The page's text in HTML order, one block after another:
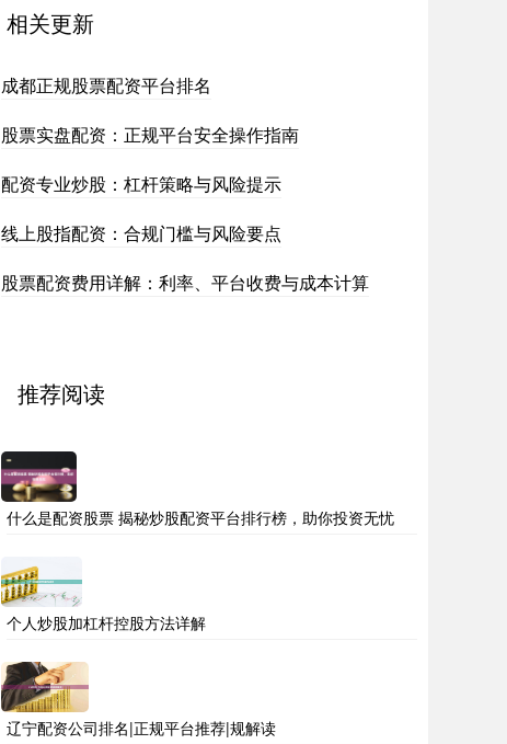
相关更新
成都正规股票配资平台排名
股票实盘配资：正规平台安全操作指南
配资专业炒股：杠杆策略与风险提示
线上股指配资：合规门槛与风险要点
股票配资费用详解：利率、平台收费与成本计算
推荐阅读
什么是配资股票 揭秘炒股配资平台排行榜，助你投资无忧
个人炒股加杠杆控股方法详解
辽宁配资公司排名|正规平台推荐|规解读